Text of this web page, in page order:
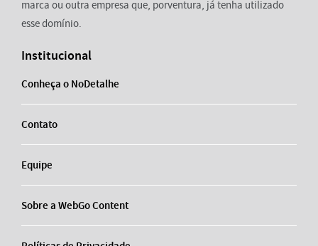
marca ou outra empresa que, porventura, já tenha utilizado
esse domínio.
Institucional
Conheça o NoDetalhe
Contato
Equipe
Sobre a WebGo Content